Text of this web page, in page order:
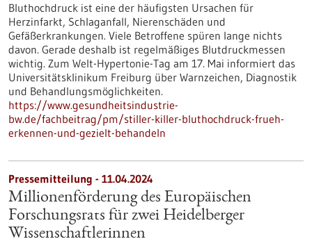
Bluthochdruck ist eine der häufigsten Ursachen für
Herzinfarkt, Schlaganfall, Nierenschäden und
Gefäßerkrankungen. Viele Betroffene spüren lange nichts
davon. Gerade deshalb ist regelmäßiges Blutdruckmessen
wichtig. Zum Welt-Hypertonie-Tag am 17. Mai informiert das
Universitätsklinikum Freiburg über Warnzeichen, Diagnostik
und Behandlungsmöglichkeiten.
https://www.gesundheitsindustrie-
bw.de/fachbeitrag/pm/stiller-killer-bluthochdruck-frueh-
erkennen-und-gezielt-behandeln
Pressemitteilung - 11.04.2024
Millionenförderung des Europäischen
Forschungsrats für zwei Heidelberger
Wissenschaftlerinnen